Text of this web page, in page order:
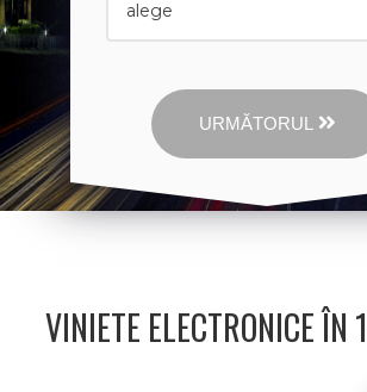
URMĂTORUL
VINIETE ELECTRONICE ÎN